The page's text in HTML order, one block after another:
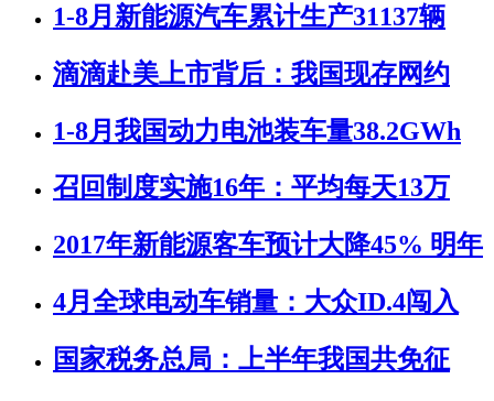
1-8月新能源汽车累计生产31137辆
滴滴赴美上市背后：我国现存网约
1-8月我国动力电池装车量38.2GWh
召回制度实施16年：平均每天13万
2017年新能源客车预计大降45% 明年
4月全球电动车销量：大众ID.4闯入
国家税务总局：上半年我国共免征